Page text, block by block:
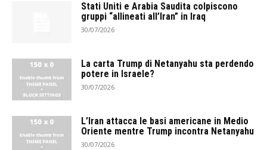
Stati Uniti e Arabia Saudita colpiscono
gruppi “allineati all’Iran” in Iraq
30/07/2026
La carta Trump di Netanyahu sta perdendo
potere in Israele?
30/07/2026
L’Iran attacca le basi americane in Medio
Oriente mentre Trump incontra Netanyahu
30/07/2026